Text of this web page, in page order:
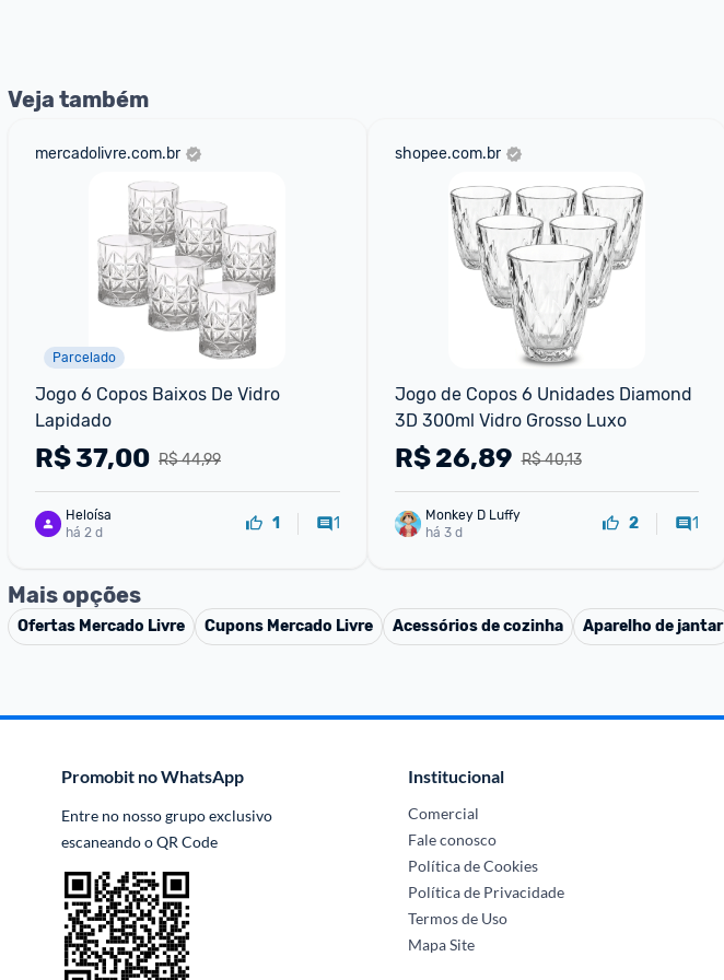
Veja também
mercadolivre.com.br
Parcelado
Jogo 6 Copos Baixos De Vidro
Lapidado
R$ 44,99
R$37,00
Heloísa
há 2 d
1 1
shopee.com.br
Jogo de Copos 6 Unidades Diamond
3D 300ml Vidro Grosso Luxo
R$ 40,13
R$26,89
Monkey D Luffy
há 3 d
2 1
Mais opções
Ofertas Mercado Livre Cupons Mercado Livre Acessórios de cozinha Aparelho de jantar
Promobit no WhatsApp
Entre no nosso grupo exclusivo
escaneando o QR Code
Institucional
Comercial
Fale conosco
Política de Cookies
Política de Privacidade
Termos de Uso
Mapa Site